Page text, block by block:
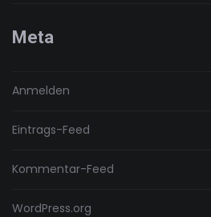
Meta
Anmelden
Eintrags-Feed
Kommentar-Feed
WordPress.org